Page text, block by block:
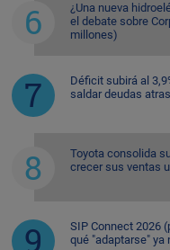
¿Una nueva
el debate sobre
millones)
Déficit subirá al
saldar deudas
Toyota consolida
crecer sus ventas
SIP Connect 2026
qué "adaptarse" ya